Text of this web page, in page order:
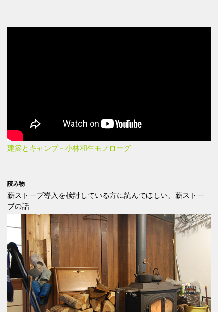
建築とキャンプ – 小林和生モノローグ
読み物
薪ストーブ導入を検討している方に読んでほしい、薪ストー
ブの話